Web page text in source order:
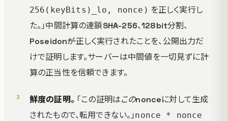
256(keyBits)_lo, nonce) を正しく実行し
た。」中間計算の連鎖――SHA-256、128bit分割、
Poseidon――が正しく実行されたことを、公開出力だ
けで証明します。サーバーは中間値を一切見ずに計
算の正当性を信頼できます。
鮮度の証明。 「この証明はこのnonceに対して生成
されたもので、転用できない。」nonce * nonce